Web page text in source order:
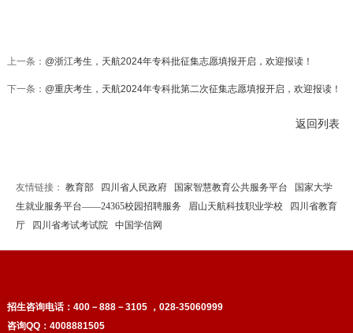
上一条： @浙江考生，天航2024年专科批征集志愿填报开启，欢迎报读！
下一条： @重庆考生，天航2024年专科批第二次征集志愿填报开启，欢迎报读！
返回列表
友情链接： 教育部 四川省人民政府 国家智慧教育公共服务平台
国家大学
生就业服务平台——24365校园招聘服务
眉山天航科技职业学校
四川省教育
厅
四川省考试考试院 中国学信网
招生咨询电话： 400－888－3105 ，028-35060999
咨询QQ：4008881505